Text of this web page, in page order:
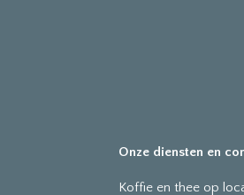
Onze diensten en
Koffie en thee op